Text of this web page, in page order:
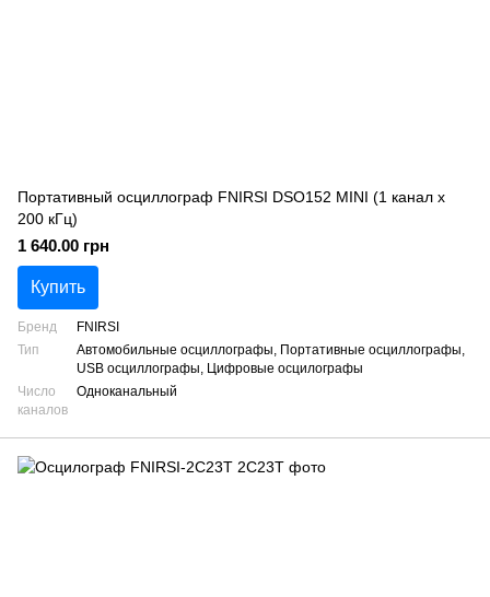
Портативный осциллограф FNIRSI DSO152 MINI (1 канал х
200 кГц)
1 640.00 грн
Купить
Бренд
FNIRSI
Тип
Автомобильные осциллографы, Портативные осциллографы,
USB осциллографы, Цифровые осцилографы
Число
каналов
Одноканальный